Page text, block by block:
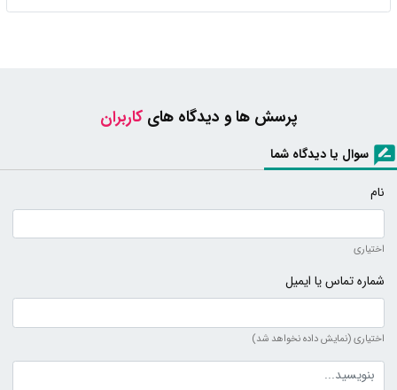
پرسش ها و دیدگاه هایکاربران
سوال یا دیدگاه شما
نام
اختیاری
شماره تماس یا ایمیل
اختیاری (نمایش داده نخواهد شد)
متن دیدگاه